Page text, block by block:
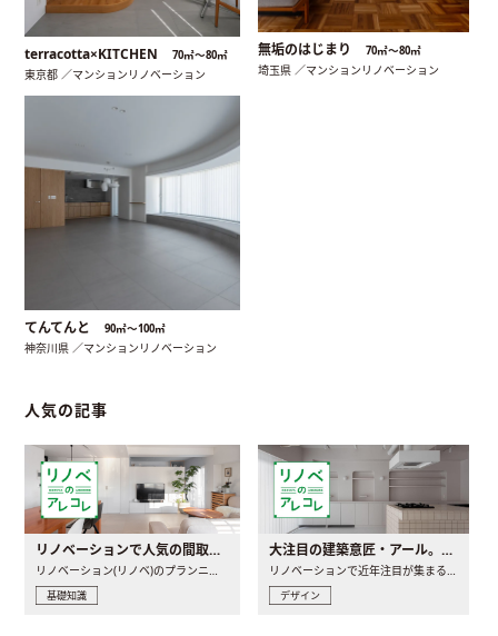
terracotta×KITCHEN 70㎡〜80㎡
東京都 ／マンションリノベーション
無垢のはじまり 70㎡〜80㎡
埼玉県 ／マンションリノベーション
てんてんと 90㎡〜100㎡
神奈川県 ／マンションリノベーション
人気の記事
リノベーションで人気の間取りとは？トレンドの間取りと実例を徹底解説
リノベーション(リノベ)のプランニングで一番最初に決めるのは..
基礎知識
大注目の建築意匠・アール。人気の理由と空間に取り入れるポイント
リノベーションで近年注目が集まる建築意匠の一つであるアール..
デザイン